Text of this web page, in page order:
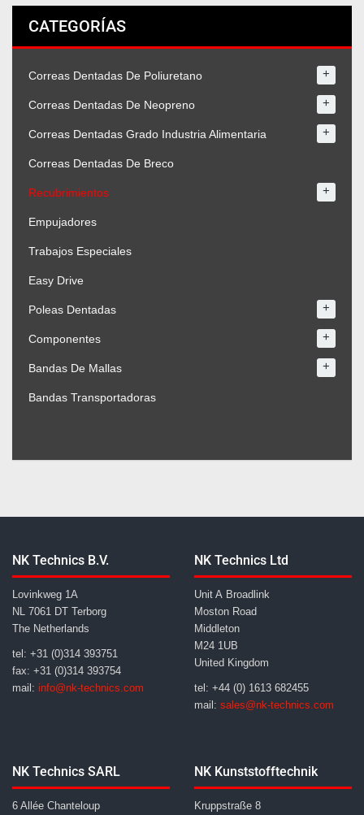
CATEGORÍAS
Correas Dentadas De Poliuretano +
Correas Dentadas De Neopreno +
Correas Dentadas Grado Industria Alimentaria +
Correas Dentadas De Breco
Recubrimientos +
Empujadores
Trabajos Especiales
Easy Drive
Poleas Dentadas +
Componentes +
Bandas De Mallas +
Bandas Transportadoras
NK Technics B.V.
Lovinkweg 1A
NL 7061 DT Terborg
The Netherlands
tel: +31 (0)314 393751
fax: +31 (0)314 393754
mail: info@nk-technics.com
NK Technics Ltd
Unit A Broadlink
Moston Road
Middleton
M24 1UB
United Kingdom
tel: +44 (0) 1613 682455
mail: sales@nk-technics.com
NK Technics SARL
6 Allée Chanteloup
NK Kunststofftechnik
Kruppstraße 8